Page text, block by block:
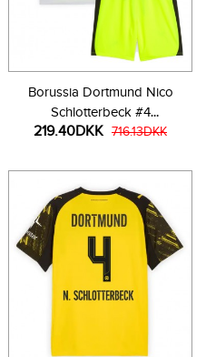
Borussia Dortmund Nico
Schlotterbeck #4
Udebanetrøje Børn 2025-26
219.40DKK 716.13DKK